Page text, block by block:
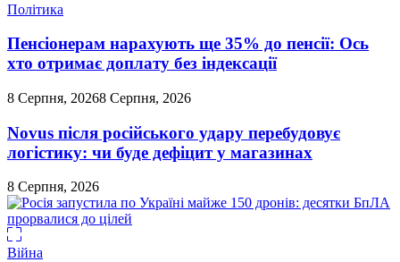
Політика
Пенсіонерам нарахують ще 35% до пенсії: Ось
хто отримає доплату без індексації
8 Серпня, 20268 Серпня, 2026
Novus після російського удару перебудовує
логістику: чи буде дефіцит у магазинах
8 Серпня, 2026
Війна